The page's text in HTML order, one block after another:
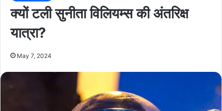
क्यों टली सुनीता विलियम्स की अंतरिक्ष
यात्रा?
May 7, 2024